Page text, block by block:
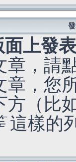
上發
章，請
章，您
方（比
這樣的